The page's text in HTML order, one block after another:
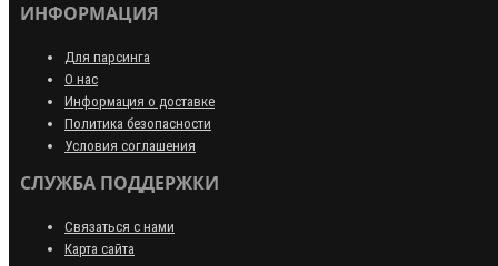
ИНФОРМАЦИЯ
Для парсинга
О нас
Информация о доставке
Политика безопасности
Условия соглашения
СЛУЖБА ПОДДЕРЖКИ
Связаться с нами
Карта сайта